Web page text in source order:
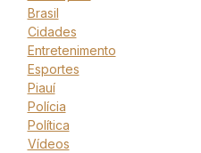
Brasil
Cidades
Entretenimento
Esportes
Piauí
Polícia
Política
Vídeos